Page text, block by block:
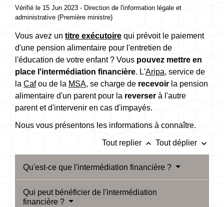
Vérifié le 15 Jun 2023 - Direction de l'information légale et
administrative (Première ministre)
Vous avez un titre exécutoire qui prévoit le paiement
d'une pension alimentaire pour l'entretien de
l'éducation de votre enfant ? Vous pouvez mettre en
place l'intermédiation financière. L'Aripa, service de
la Cafou de la MSA, se charge de recevoir la pension
alimentaire d'un parent pour la reverser à l'autre
parent et d'intervenir en cas d'impayés.
Nous vous présentons les informations à connaître.
Tout replier keyboard_arrow_up Tout déplier keyboard_arrow_down
Qu'est-ce que l'intermédiation financière ?
Qui peut bénéficier de l'intermédiation
financière ?